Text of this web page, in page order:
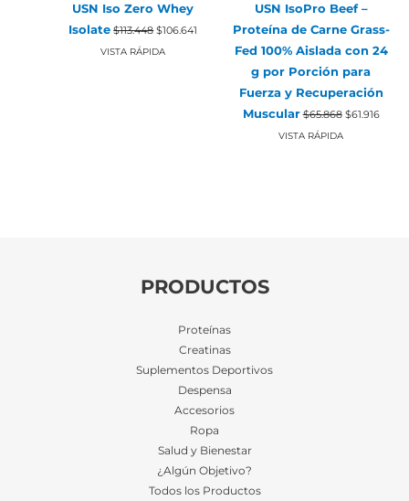
USN Iso Zero Whey
Isolate $113.448 El
precio
original
$106.641
VISTA RÁPIDA
USN IsoPro Beef –
Proteína de Carne Grass-
Fed 100% Aislada con 24
g por Porción para
Fuerza y Recuperación
Muscular $65.868 El
precio
$61.916El
precio
VISTA RÁPIDA
PRODUCTOS
Proteínas
Creatinas
Suplementos Deportivos
Despensa
Accesorios
Ropa
Salud y Bienestar
¿Algún Objetivo?
Todos los Productos